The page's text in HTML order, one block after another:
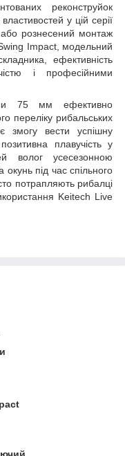
реконструйок
у цій серії
рознесений монтаж
Swing Impact, модельний
ефективність
і професійними
75 мм ефективно
переліку рибальських
змогу вести успішну
плавучість у
волог усесезонною
під час спільного
потрапляють рибалці
Keitech Live